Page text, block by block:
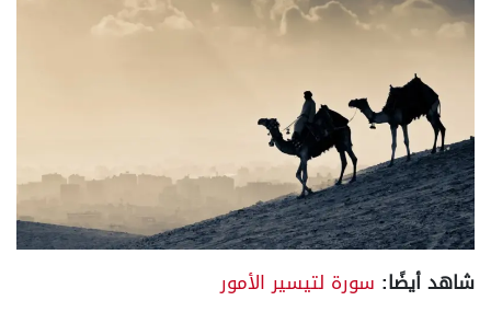
شاهد أيضًا: سورة لتيسير الأمور